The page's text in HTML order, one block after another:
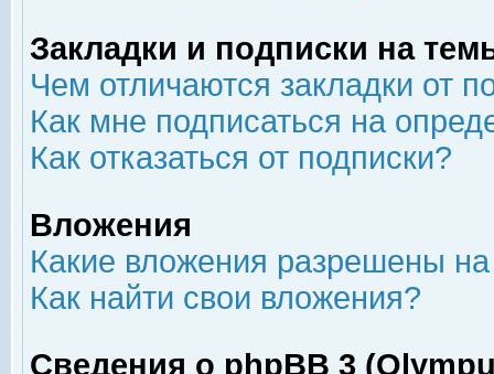
Закладки и подписки на
Чем отличаются закладки от
Как мне подписаться на
Как отказаться от подписки?
Вложения
Какие вложения разрешены
Как найти свои вложения?
Сведения о phpBB 3